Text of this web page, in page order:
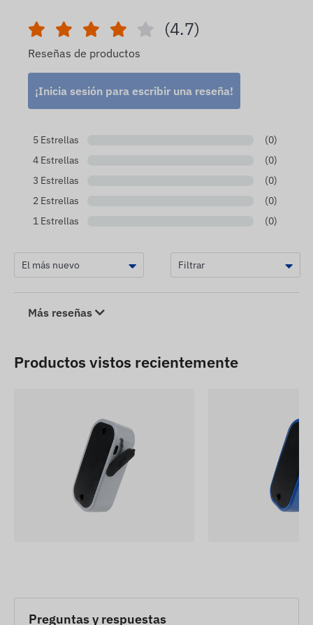
(4.7)
Reseñas de productos
¡Inicia sesión para escribir una reseña!
5 Estrellas
(0)
4 Estrellas
(0)
3 Estrellas
(0)
2 Estrellas
(0)
1 Estrellas
(0)
Más reseñas
Productos vistos recientemente
Preguntas y respuestas